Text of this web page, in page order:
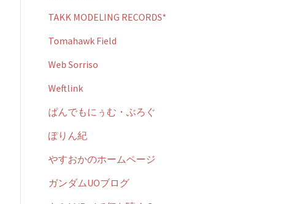
TAKK MODELING RECORDS*
Tomahawk Field
Web Sorriso
Weftlink
ぱんでもにぅむ・ぶろぐ
ぽりん紀
やすおかのホームページ
ガンダムUOブログ